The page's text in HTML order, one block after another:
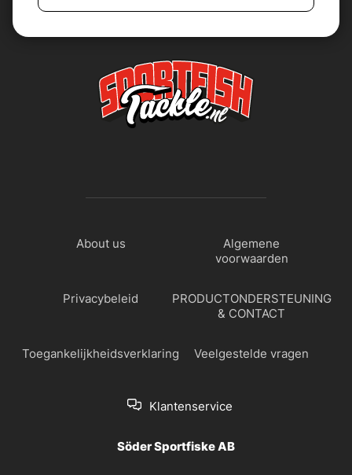
About us
Algemene
voorwaarden
Privacybeleid
PRODUCTONDERSTEUNING
& CONTACT
Toegankelijkheidsverklaring Veelgestelde vragen
Klantenservice
Söder Sportfiske AB